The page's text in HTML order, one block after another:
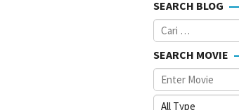
SEARCH BLOG
Cari
untuk:
SEARCH MOVIE